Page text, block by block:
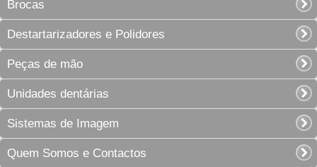
Brocas
Destartarizadores e Polidores
Peças de mão
Unidades dentárias
Sistemas de Imagem
Quem Somos e Contactos